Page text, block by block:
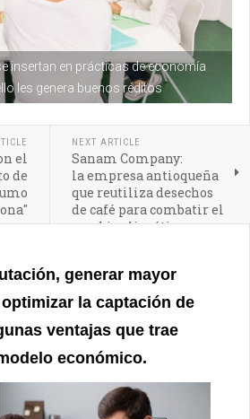
insertan en prácticas de economía
les genera buenos réditos
el
de
NEXT ARTICLE
Sanam Company:
la empresa antioqueña
que reutiliza desechos
de café para combatir el
cambio climático
generar mayor
la captación de
ventajas que trae
económico.